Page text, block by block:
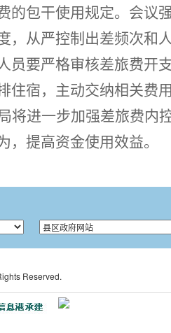
的包干使用规定。会议
，从严控制出差频次和
员要严格审核差旅费开
住宿，主动交纳相关费
将进一步加强差旅费内
，提高资金使用效益。
Reserved.